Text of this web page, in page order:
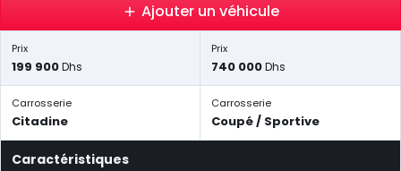
Ajouter un véhicule
Prix
199 900Dhs
Prix
740 000Dhs
Carrosserie
Citadine
Carrosserie
Coupé / Sportive
Caractéristiques